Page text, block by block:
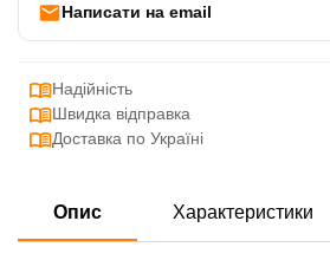
Написати на email
Надійність
Швидка відправка
Доставка по Україні
Опис Характеристики